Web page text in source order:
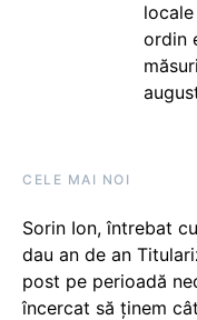
ordin
CELE MAI NOI
Sorin Ion, întrebat
dau an de an
post pe perioadă
încercat să ținem